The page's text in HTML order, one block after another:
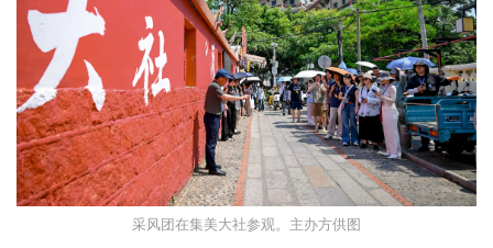
采风团在集美大社参观。主办方供图